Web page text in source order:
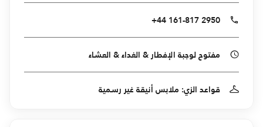
+44 161-817 2950
مفتوح لوجبة الإفطار & الغداء & العشاء
قواعد الزي: ملابس أنيقة غير رسمية